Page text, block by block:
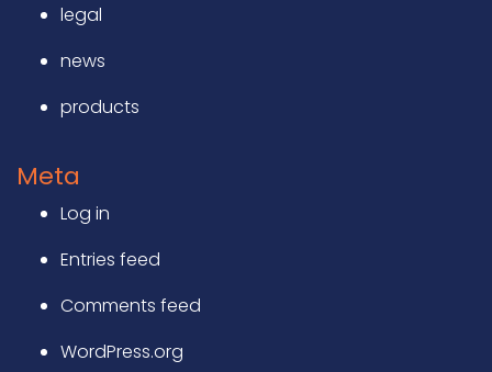
legal
news
products
Meta
Log in
Entries feed
Comments feed
WordPress.org